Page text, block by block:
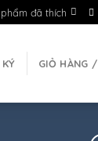
đã thích
GIỎ HÀNG /